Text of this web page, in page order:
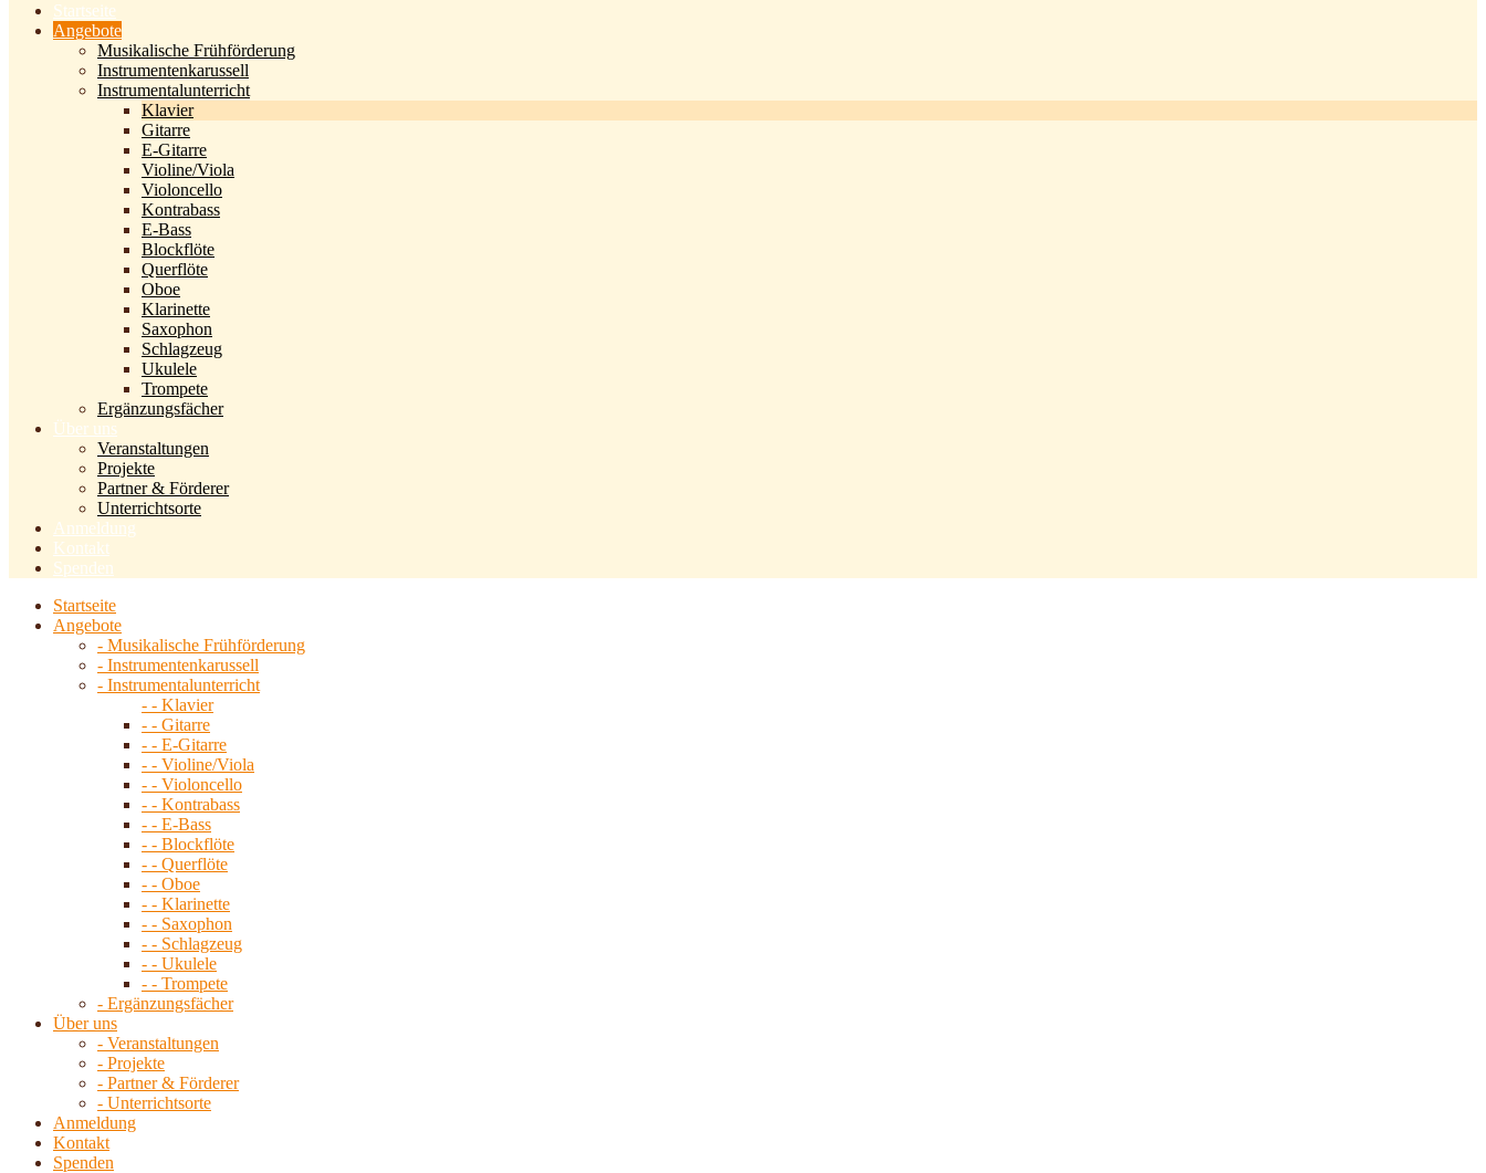
Startseite
Angebote
Musikalische Frühförderung
Instrumentenkarussell
Instrumentalunterricht
Klavier
Gitarre
E-Gitarre
Violine/Viola
Violoncello
Kontrabass
E-Bass
Blockflöte
Querflöte
Oboe
Klarinette
Saxophon
Schlagzeug
Ukulele
Trompete
Ergänzungsfächer
Über uns
Veranstaltungen
Projekte
Partner & Förderer
Unterrichtsorte
Anmeldung
Kontakt
Spenden
Startseite
Angebote
- Musikalische Frühförderung
- Instrumentenkarussell
- Instrumentalunterricht
- - Klavier
- - Gitarre
- - E-Gitarre
- - Violine/Viola
- - Violoncello
- - Kontrabass
- - E-Bass
- - Blockflöte
- - Querflöte
- - Oboe
- - Klarinette
- - Saxophon
- - Schlagzeug
- - Ukulele
- - Trompete
- Ergänzungsfächer
Über uns
- Veranstaltungen
- Projekte
- Partner & Förderer
- Unterrichtsorte
Anmeldung
Kontakt
Spenden